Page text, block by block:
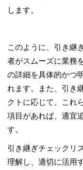
します。
このように、引き継
者がスムーズに業務
の詳細を具体的かつ
れます。また、引き
クトに応じて、これ
項目があれば、適宜
す。
引き継ぎチェックリ
理解し、適切に活用